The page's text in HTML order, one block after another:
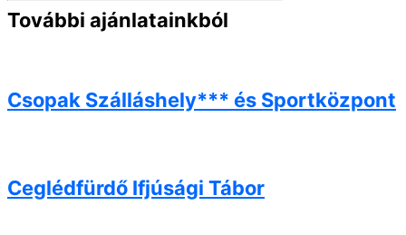
További ajánlatainkból
Csopak Szálláshely*** és Sportközpont
Ceglédfürdő Ifjúsági Tábor